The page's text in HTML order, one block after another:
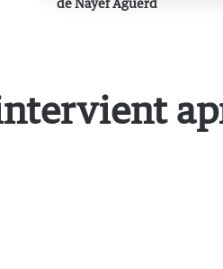
de Nayef Aguerd